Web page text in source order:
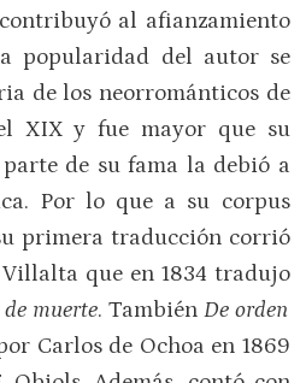
al afianzamiento
popularidad del autor se
de los neorrománticos de
XIX y fue mayor que su
de su fama la debió a
Por lo que a su corpus
primera traducción corrió
que en 1834 tradujo
muerte. TambiénDe orden
Carlos de Ochoa en 1869